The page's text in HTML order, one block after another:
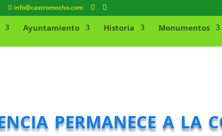
info@castromocho.com
Ayuntamiento Historia Monumentos
permanece a la